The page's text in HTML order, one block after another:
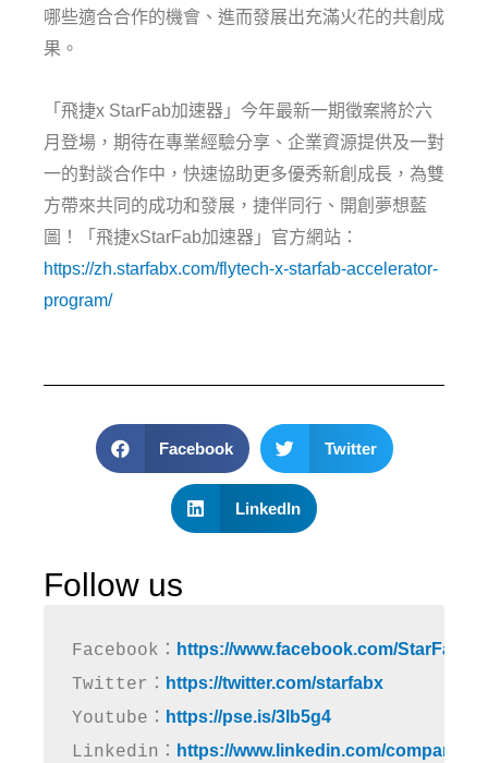
哪些適合合作的機會、進而發展出充滿火花的共創成
果。
「飛捷x StarFab加速器」今年最新一期徵案將於六
月登場，期待在專業經驗分享、企業資源提供及一對
一的對談合作中，快速協助更多優秀新創成長，為雙
方帶來共同的成功和發展，捷伴同行、開創夢想藍
圖！「飛捷xStarFab加速器」官方網站：
https://zh.starfabx.com/flytech-x-starfab-accelerator-
program/
Facebook Twitter
LinkedIn
Follow us
Facebook： https://www.facebook.com/StarFabX
Twitter： https://twitter.com/starfabx
Youtube： https://pse.is/3lb5g4
Linkedin： https://www.linkedin.com/company/